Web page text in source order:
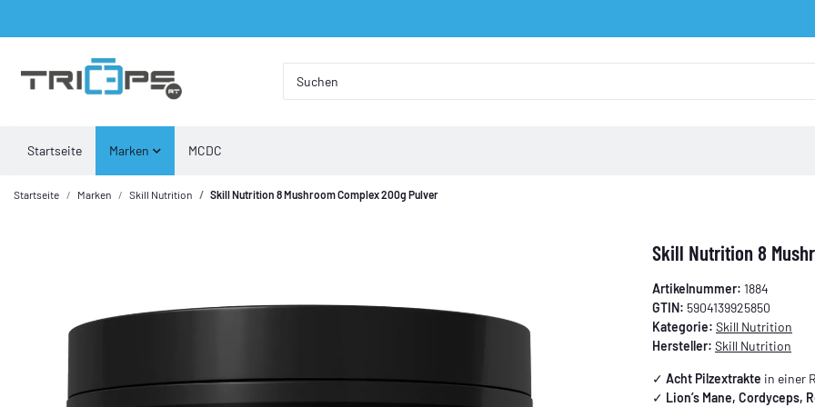
Marken MCDC
Startseite
Startseite Marken Skill Nutrition Skill Nutrition 8 Mushroom Complex 200g Pulver
Skill Nutrition 8
Artikelnummer: 1884
GTIN: 5904139925850
Kategorie: Skill Nutrition
Hersteller: Skill Nutrition
✓ Acht Pilzextrakte in einer
✓ Lion’s Mane, Cordyceps,